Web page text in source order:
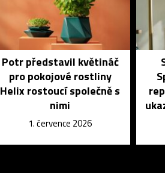
Potr představil květináč
pro pokojové rostliny
Helix rostoucí společně s
nimi
1. července 2026